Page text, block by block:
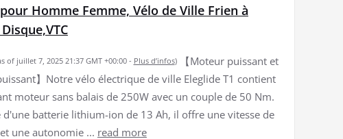
Homme Femme, Vélo de Ville Frien à
of juillet 7, 2025 21:37 GMT +00:00 - Plus d’infos)
【Moteur puissant et
】Notre vélo électrique de ville Eleglide T1 contient
moteur sans balais de 250W avec un couple de 50 Nm.
d'une batterie lithium-ion de 13 Ah, il offre une vitesse de
une autonomie ... read more